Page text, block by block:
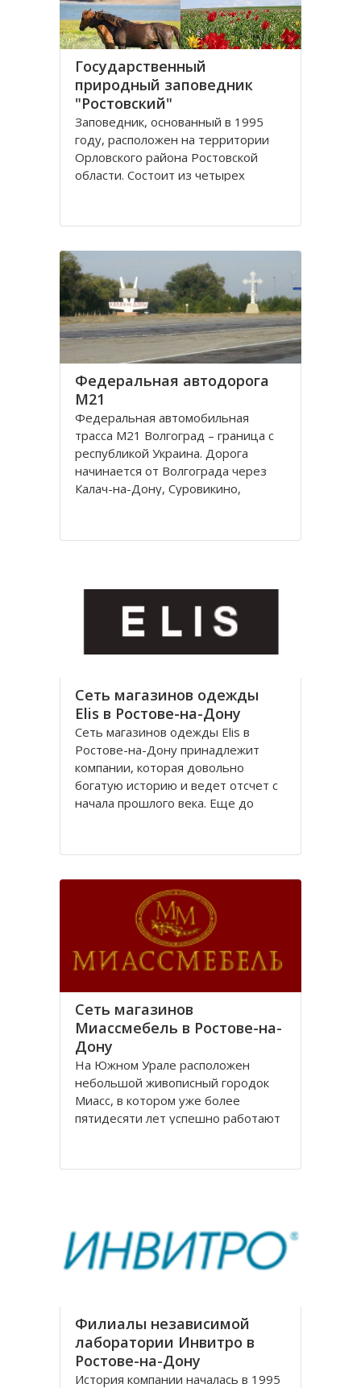
Государственный
природный заповедник
"Ростовский"
Заповедник, основанный в 1995
году, расположен на территории
Орловского района Ростовской
области. Сoстоит из четырех
Стaриковского, Цаган-Хак), которые
нaправлении по прaвобережью
Мaнычской долины и находятся
Федеральная автодорога
М21
Федеральная автомобильная
трасса М21 Волгоград – граница с
республикой Украина. Дорога
начинается от Волгограда через
Калач-на-Дону, Суровикино,
(Ростовской области) и
Сеть магазинов одежды
Elis в Ростове-на-Дону
Сеть магазинов одежды Elis в
Ростове-на-Дону принадлежит
компании, которая довольно
богатую историю и ведет отсчет с
начала прошлого века. Еще до
швейная фабрика «Стелла»,
После революции 1917 года
Сеть магазинов
Миассмебель в Ростове-на-
Дону
На Южном Урале расположен
небольшой живописный городок
Миасс, в котором уже более
пятидесяти лет успешно работают
всей России. Компания
заложенных еще
Филиалы независимой
лаборатории Инвитро в
Ростове-на-Дону
История компании началась в 1995